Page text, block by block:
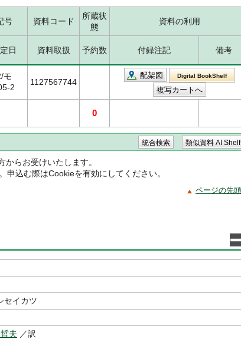
号 資料コード
所蔵状
態
資料の利用
日 資料取扱 予約数 付録注記 備考
モ
2
1127567744
配架図 Digital BookShelf
0
らお受けいたします。
込む際はCookieを有効にしてください。
ページの先
セイカツ
夫 ／訳